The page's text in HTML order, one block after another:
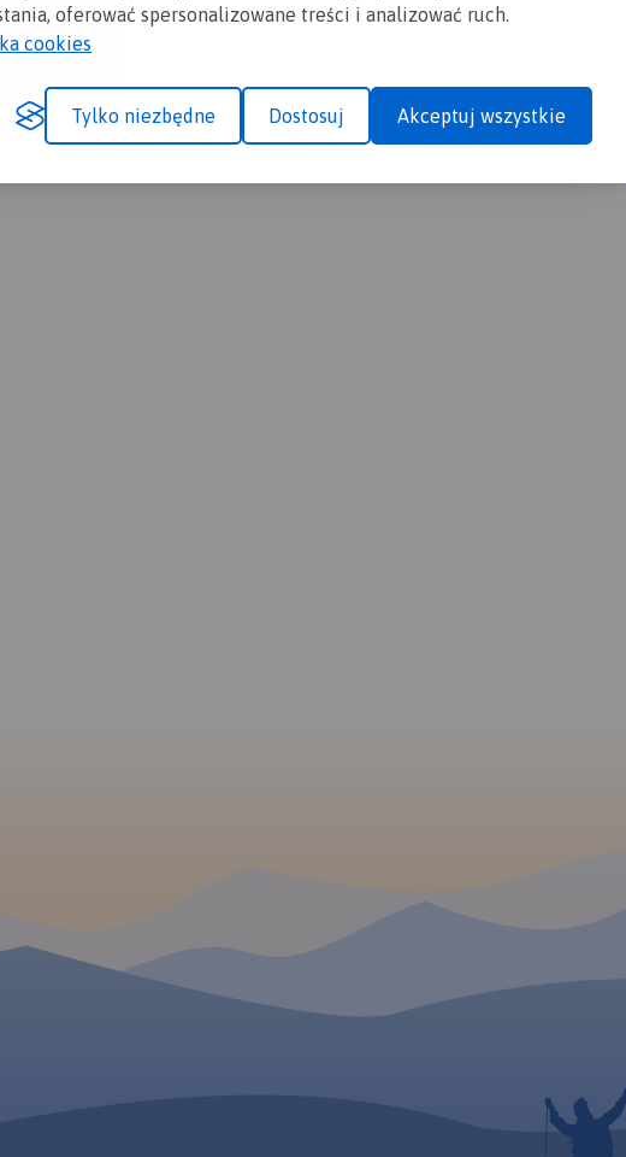
oferować spersonalizowane treści i analizować ruch.
cookies
Tylko niezbędne Dostosuj Akceptuj wszystkie